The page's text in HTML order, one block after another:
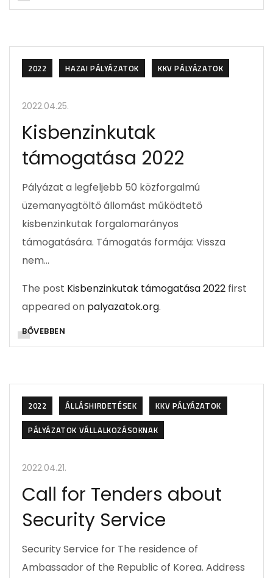
2022 HAZAI PÁLYÁZATOK KKV PÁLYÁZATOK
2022.04.25.
Kisbenzinkutak
támogatása 2022
Pályázat a legfeljebb 50 közforgalmú
üzemanyagtöltő állomást működtető
kisbenzinkutak forgalomarányos
támogatására. Támogatás formája: Vissza
nem…
The post Kisbenzinkutak támogatása 2022 first
appeared on palyazatok.org.
BŐVEBBEN
2022 ÁLLÁSHIRDETÉSEK
KKV PÁLYÁZATOK
PÁLYÁZATOK VÁLLALKOZÁSOKNAK
2022.04.21.
Call for Tenders about
Security Service
Security Service for The residence of
Ambassador of the Republic of Korea. Address